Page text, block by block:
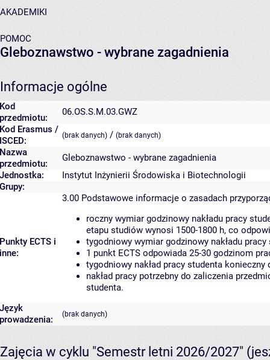
AKADEMIKI
POMOC
Gleboznawstwo - wybrane zagadnienia
Informacje ogólne
Kod
przedmiotu:
06.OS.S.M.03.GWZ
Kod Erasmus /
ISCED:
(brak danych) / (brak danych)
Nazwa
przedmiotu:
Gleboznawstwo - wybrane zagadnienia
Jednostka:
Instytut Inżynierii Środowiska i Biotechnologii
Grupy:
Punkty ECTS i
inne:
3.00 Podstawowe informacje o zasadach
roczny wymiar godzinowy nakładu pracy
etapu studiów wynosi 1500-1800 h, co
tygodniowy wymiar godzinowy nakładu
1 punkt ECTS odpowiada 25-30 godzinom
tygodniowy nakład pracy studenta
nakład pracy potrzebny do zaliczenia
studenta.
Język
prowadzenia:
(brak danych)
Zajęcia w cyklu "Semestr letni 2026/2027"